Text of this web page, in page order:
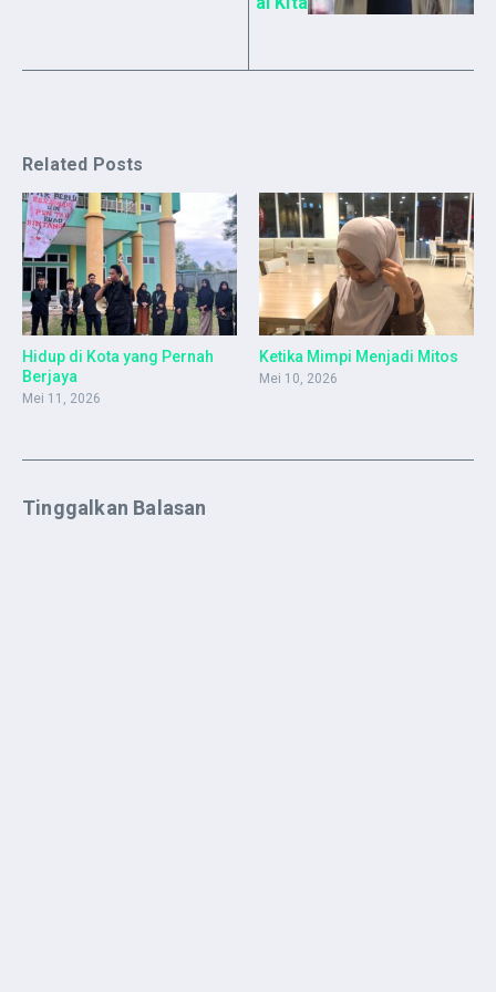
Related Posts
Hidup di Kota yang Pernah
Berjaya
Mei 11, 2026
Ketika Mimpi Menjadi Mitos
Mei 10, 2026
Tinggalkan Balasan